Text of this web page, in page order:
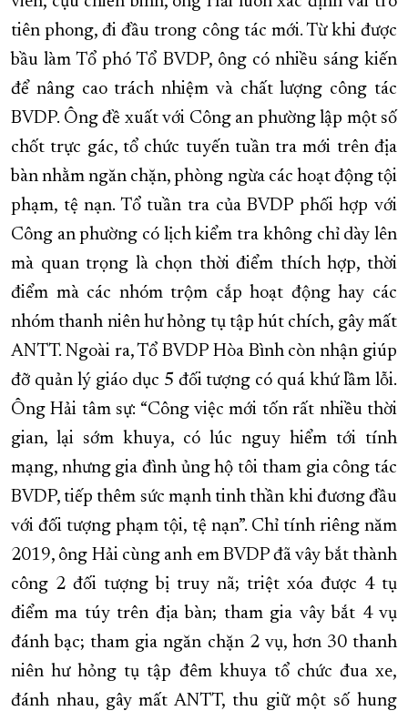
tiên phong, đi đầu trong công tác mới. Từ khi được
bầu làm Tổ phó Tổ BVDP, ông có nhiều sáng kiến
để nâng cao trách nhiệm và chất lượng công tác
BVDP. Ông đề xuất với Công an phường lập một số
chốt trực gác, tổ chức tuyến tuần tra mới trên địa
bàn nhằm ngăn chặn, phòng ngừa các hoạt động tội
phạm, tệ nạn. Tổ tuần tra của BVDP phối hợp với
Công an phường có lịch kiểm tra không chỉ dày lên
mà quan trọng là chọn thời điểm thích hợp, thời
điểm mà các nhóm trộm cắp hoạt động hay các
nhóm thanh niên hư hỏng tụ tập hút chích, gây mất
ANTT. Ngoài ra, Tổ BVDP Hòa Bình còn nhận giúp
đỡ quản lý giáo dục 5 đối tượng có quá khứ lầm lỗi.
Ông Hải tâm sự: “Công việc mới tốn rất nhiều thời
gian, lại sớm khuya, có lúc nguy hiểm tới tính
mạng, nhưng gia đình ủng hộ tôi tham gia công tác
BVDP, tiếp thêm sức mạnh tinh thần khi đương đầu
với đối tượng phạm tội, tệ nạn”. Chỉ tính riêng năm
2019, ông Hải cùng anh em BVDP đã vây bắt thành
công 2 đối tượng bị truy nã; triệt xóa được 4 tụ
điểm ma túy trên địa bàn; tham gia vây bắt 4 vụ
đánh bạc; tham gia ngăn chặn 2 vụ, hơn 30 thanh
niên hư hỏng tụ tập đêm khuya tổ chức đua xe,
đánh nhau, gây mất ANTT, thu giữ một số hung